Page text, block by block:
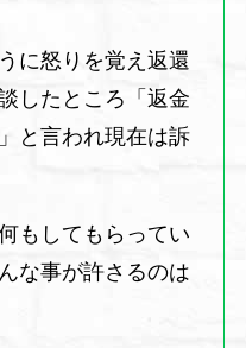
に怒りを覚え返還
したところ「返金
と言われ現在は訴
もしてもらってい
な事が許さるのは